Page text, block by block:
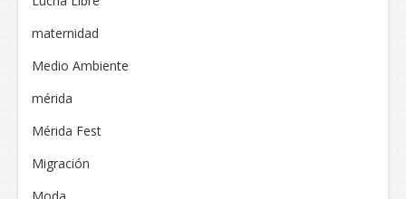
maternidad
Medio Ambiente
mérida
Mérida Fest
Migración